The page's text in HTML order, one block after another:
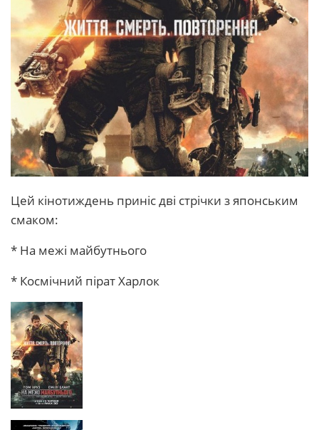
Цей кінотиждень приніс дві стрічки з японським
смаком:
* На межі майбутнього
* Космічний пірат Харлок